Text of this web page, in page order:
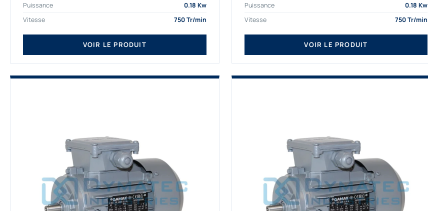
Puissance
0.18 Kw
Vitesse
750 Tr/min
VOIR LE PRODUIT
Puissance
0.18 Kw
Vitesse
750 Tr/min
VOIR LE PRODUIT